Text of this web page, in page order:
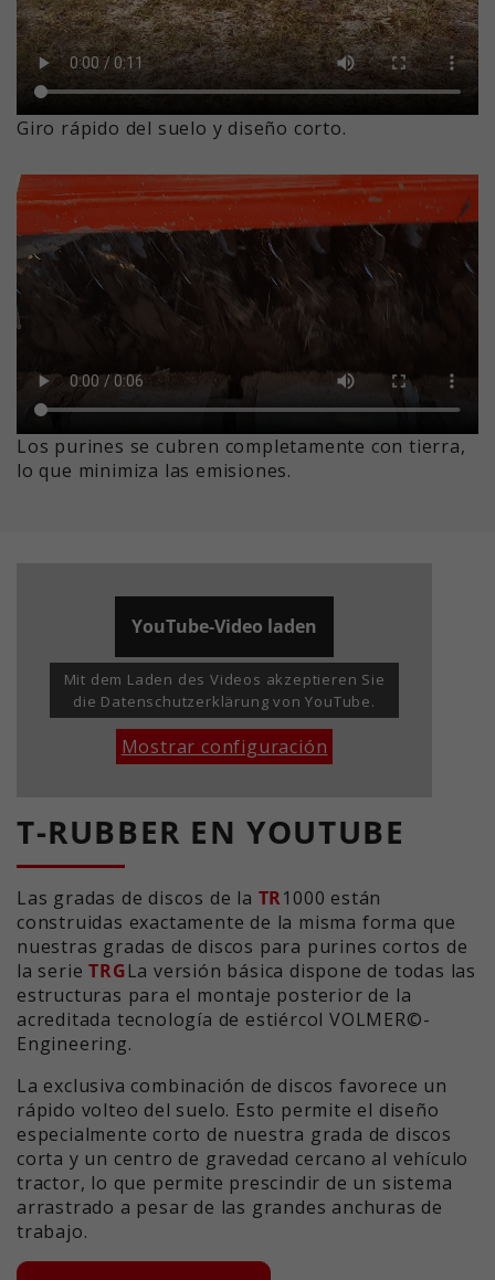
Giro rápido del suelo y diseño corto.
Los purines se cubren completamente con tierra,
lo que minimiza las emisiones.
YouTube-Video laden
Mit dem Laden des Videos akzeptieren Sie
die Datenschutzerklärung von YouTube.
Mostrar configuración
T-RUBBER EN YOUTUBE
Las gradas de discos de la TR1000 están
construidas exactamente de la misma forma que
nuestras gradas de discos para purines cortos de
la serieTRGLa versión básica dispone de todas las
estructuras para el montaje posterior de la
acreditada tecnología de estiércol VOLMER©-
Engineering.
La exclusiva combinación de discos favorece un
rápido volteo del suelo. Esto permite el diseño
especialmente corto de nuestra grada de discos
corta y un centro de gravedad cercano al vehículo
tractor, lo que permite prescindir de un sistema
arrastrado a pesar de las grandes anchuras de
trabajo.